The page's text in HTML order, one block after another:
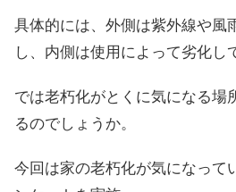
具体的には、外側は紫外線や風
し、内側は使用によって劣化し
では老朽化がとくに気になる場
るのでしょうか。
今回は家の老朽化が気になって